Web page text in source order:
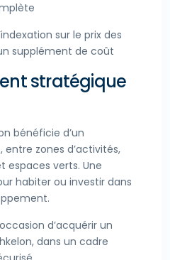
sur le prix des
supplément de coût
stratégique
bénéficie d’un
zones d’activités,
espaces verts. Une
habiter ou investir dans
d’acquérir un
dans un cadre